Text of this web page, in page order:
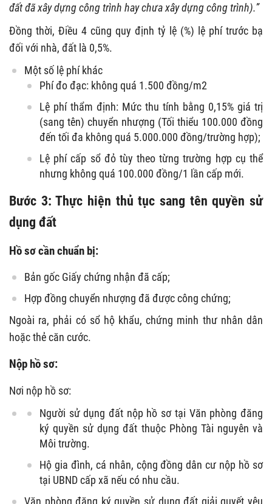
đất đã xây dựng công trình hay chưa xây dựng công trình).”
Đồng thời, Điều 4 cũng quy định tỷ lệ (%) lệ phí trước bạ
đối với nhà, đất là 0,5%.
Một số lệ phí khác
Phí đo đạc: không quá 1.500 đồng/m2
Lệ phí thẩm định: Mức thu tính bằng 0,15% giá trị
(sang tên) chuyển nhượng (Tối thiểu 100.000 đồng
đến tối đa không quá 5.000.000 đồng/trường hợp);
Lệ phí cấp sổ đỏ tùy theo từng trường hợp cụ thể
nhưng không quá 100.000 đồng/1 lần cấp mới.
Bước 3: Thực hiện thủ tục sang tên quyền sử
dụng đất
Hồ sơ cần chuẩn bị:
Bản gốc Giấy chứng nhận đã cấp;
Hợp đồng chuyển nhượng đã được công chứng;
Ngoài ra, phải có sổ hộ khẩu, chứng minh thư nhân dân
hoặc thẻ căn cước.
Nộp hồ sơ:
Nơi nộp hồ sơ:
Người sử dụng đất nộp hồ sơ tại Văn phòng đăng
ký quyền sử dụng đất thuộc Phòng Tài nguyên và
Môi trường.
Hộ gia đình, cá nhân, cộng đồng dân cư nộp hồ sơ
tại UBND cấp xã nếu có nhu cầu.
Văn phòng đăng ký quyền sử dụng đất giải quyết yêu